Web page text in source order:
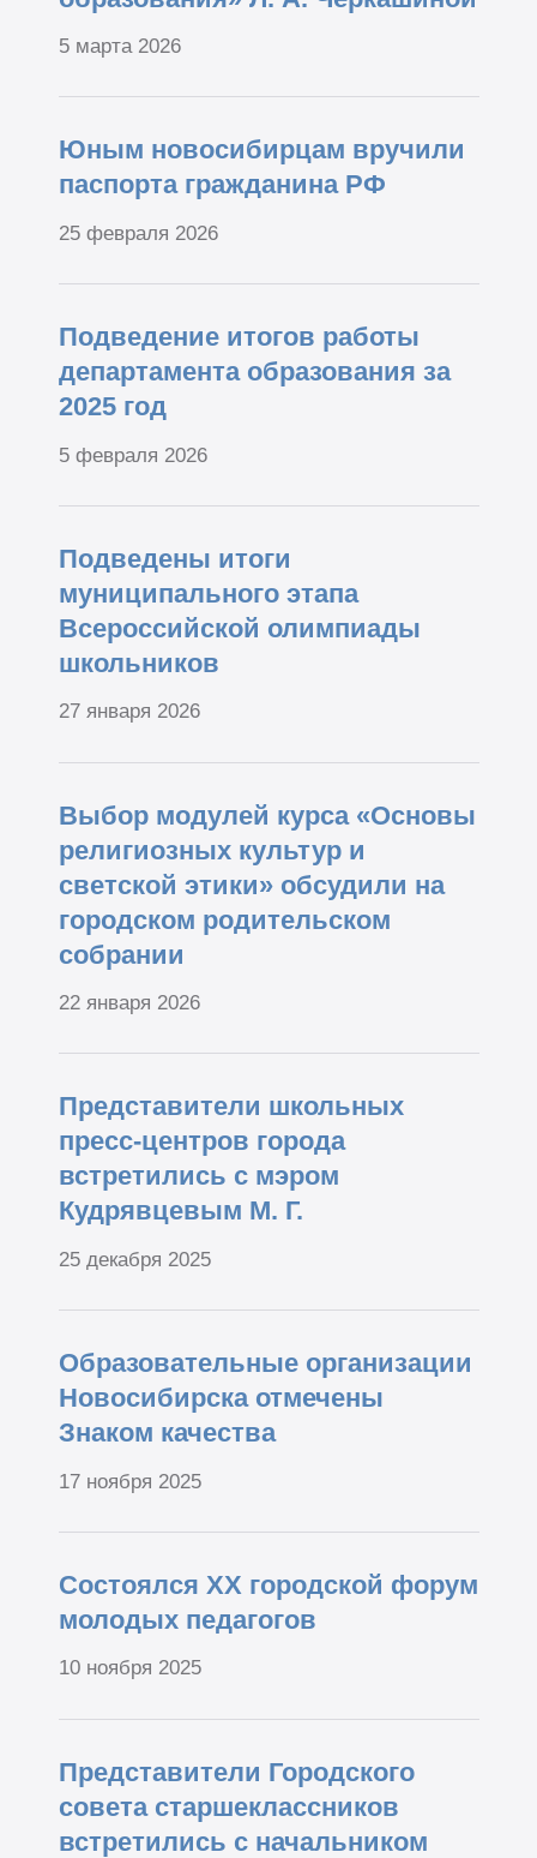
5 марта 2026
Юным новосибирцам вручили
паспорта гражданина РФ
25 февраля 2026
Подведение итогов работы
департамента образования за
2025 год
5 февраля 2026
Подведены итоги
муниципального этапа
Всероссийской олимпиады
школьников
27 января 2026
Выбор модулей курса «Основы
религиозных культур и
светской этики» обсудили на
городском родительском
собрании
22 января 2026
Представители школьных
пресс-центров города
встретились с мэром
Кудрявцевым М. Г.
25 декабря 2025
Образовательные организации
Новосибирска отмечены
Знаком качества
17 ноября 2025
Состоялся XX городской форум
молодых педагогов
10 ноября 2025
Представители Городского
совета старшеклассников
встретились с начальником